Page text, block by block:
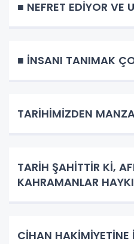
■ NEFRET EDİYOR VE
■ İNSANI TANIMAK
TARİHİMİZDEN
TARİH ŞAHİTTİR Kİ,
KAHRAMANLAR
CİHAN HAKİMİYETİNE